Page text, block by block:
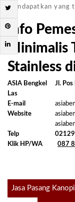
mendapatkan yang
Info
Minimalis
Stainless
ASIA Bengkel
Las
Jl.
E-mail
Website
Telp
Klik HP/WA
087
Post
Jasa Pasang